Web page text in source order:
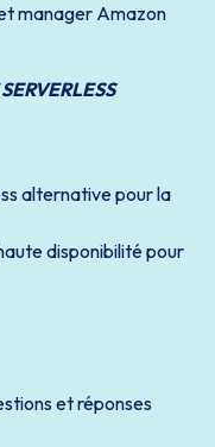
manager Amazon
alternative pour la
disponibilité pour
et réponses